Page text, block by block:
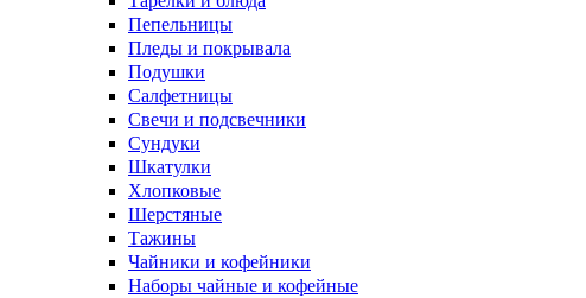
Пепельницы
Пледы и покрывала
Подушки
Салфетницы
Свечи и подсвечники
Сундуки
Шкатулки
Хлопковые
Шерстяные
Тажины
Чайники и кофейники
Наборы чайные и кофейные